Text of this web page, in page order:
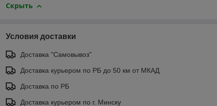
Скрыть
Условия доставки
Доставка "Самовывоз"
Доставка курьером по РБ до 50 км от МКАД
Доставка по РБ
Доставка курьером по г. Минску